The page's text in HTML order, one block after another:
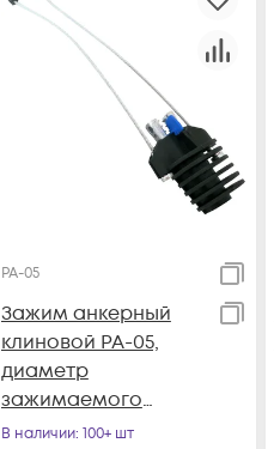
PA-05
Зажим анкерный
клиновой PA-05,
диаметр
зажимаемого
элемента 3-5 мм
В наличии: 100+ шт